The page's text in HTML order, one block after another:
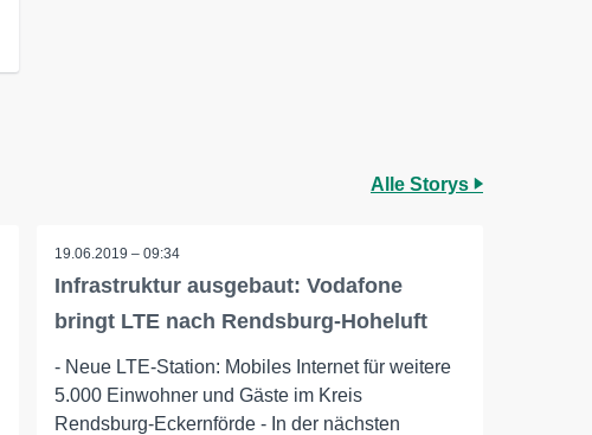
Alle Storys
19.06.2019 – 09:34
Infrastruktur ausgebaut: Vodafone
bringt LTE nach Rendsburg-Hoheluft
- Neue LTE-Station: Mobiles Internet für weitere
5.000 Einwohner und Gäste im Kreis
Rendsburg-Eckernförde - In der nächsten